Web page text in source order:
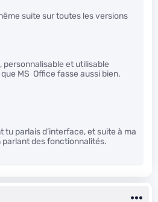
suite sur toutes les versions
et utilisable
MS Office fasse aussi bien.
tu parlais d’interface, et suite à ma
des fonctionnalités.